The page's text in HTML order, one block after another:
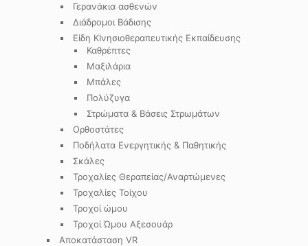
Γερανάκια ασθενών
Διάδρομοι Βάδισης
Είδη ΚΙνησιοθεραπευτικής Εκπαίδευσης
Καθρέπτες
Μαξιλάρια
Μπάλες
Πολύζυγα
Στρώματα & Βάσεις Στρωμάτων
Ορθοστάτες
Ποδήλατα Ενεργητικής & Παθητικής
Σκάλες
Τροχαλίες Θεραπείας/Αναρτώμενες
Τροχαλίες Τοίχου
Τροχοί ώμου
Τροχοί Ώμου Αξεσουάρ
Αποκατάσταση VR